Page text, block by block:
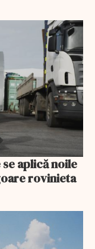
aplică noile
rovinieta